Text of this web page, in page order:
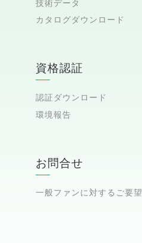
技術データ
カタログダウンロード
資格認証
認証ダウンロード
環境報告
お問合せ
一般ファンに対するご要望